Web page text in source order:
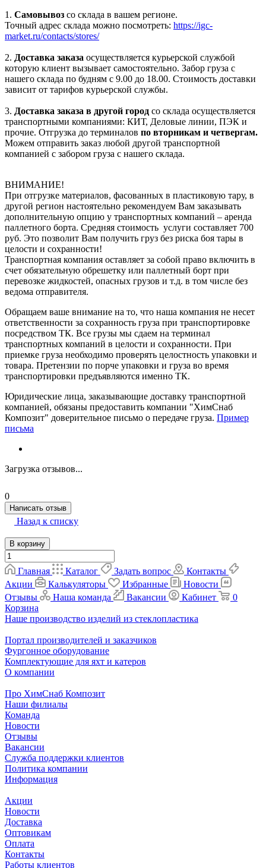
1. Самовывоз со склада в вашем регионе.
Точный адрес склада можно посмотреть: https://igc-
market.ru/contacts/stores/
2. Доставка заказа осуществляется курьерской службой
которую клиент вызывает самостоятельно. Забор груза с
нашего склада по будням с 9.00 до 18.00. Стоимость доставки
зависит от тарифов курьерской службы.
3. Доставка заказа в другой город со склада осуществляется
транспортными компаниями: КИТ, Деловые линии, ПЭК и
прочие. Отгрузка до терминалов по вторникам и четвергам.
Можем отправить заказ любой другой транспортной
компанией с забором груза с нашего склада.
ВНИМАНИЕ!
При отгрузке материалов, фасованных в пластиковую тару, в
другой регион настоятельно рекомендуем Вам заказывать
дополнительную опцию у транспортных компаний – аренда
паллетного борта. Средняя стоимость услуги составляет 700
руб. Это позволит Вам получить груз без риска боя тары в
целости и сохранности!
Транспортная компания оставляет за собой право включить в
счет обязательную обрешетку или паллетный борт при
перевозке жидкостей, опасных грузов и т.д. в том числе без
ведома отправителя.
Обращаем ваше внимание на то, что наша компания не несет
ответственности за сохранность груза при транспортировке
посредством ТК. Все грузы мы сдаем на терминал
транспортных компаний в целости и сохранности. При
приемке груза необходимо проверять целостность упаковки и
товара. Претензии по порче упаковки и груза во время
транспортировки предъявляются именно ТК.
Юридические лица, заказывающие доставку транспортной
компанией, обязаны предоставить компании "ХимСнаб
Композит" доверительное письмо о передаче груза. Пример
письма
Загрузка отзывов...
0
Написать отзыв
Назад к списку
В корзину
Главная Каталог Задать вопрос
Контакты
Акции
Калькуляторы Избранные
Новости
Отзывы
Наша команда Вакансии Кабинет
0
Корзина
Наше производство изделий из стеклопластика
Портал производителей и заказчиков
Фургонное оборудование
Комплектующие для яхт и катеров
О компании
Про ХимСнаб Композит
Наши филиалы
Команда
Новости
Отзывы
Вакансии
Служба поддержки клиентов
Политика компании
Информация
Акции
Новости
Доставка
Оптовикам
Оплата
Контакты
Работы клиентов